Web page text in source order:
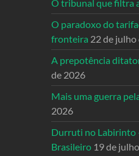
O tribunal que filtra
O paradoxo do
fronteira 22 de julho
A prepotência
de 2026
Mais uma guerra
2026
Durruti no Labirinto
Brasileiro 19 de